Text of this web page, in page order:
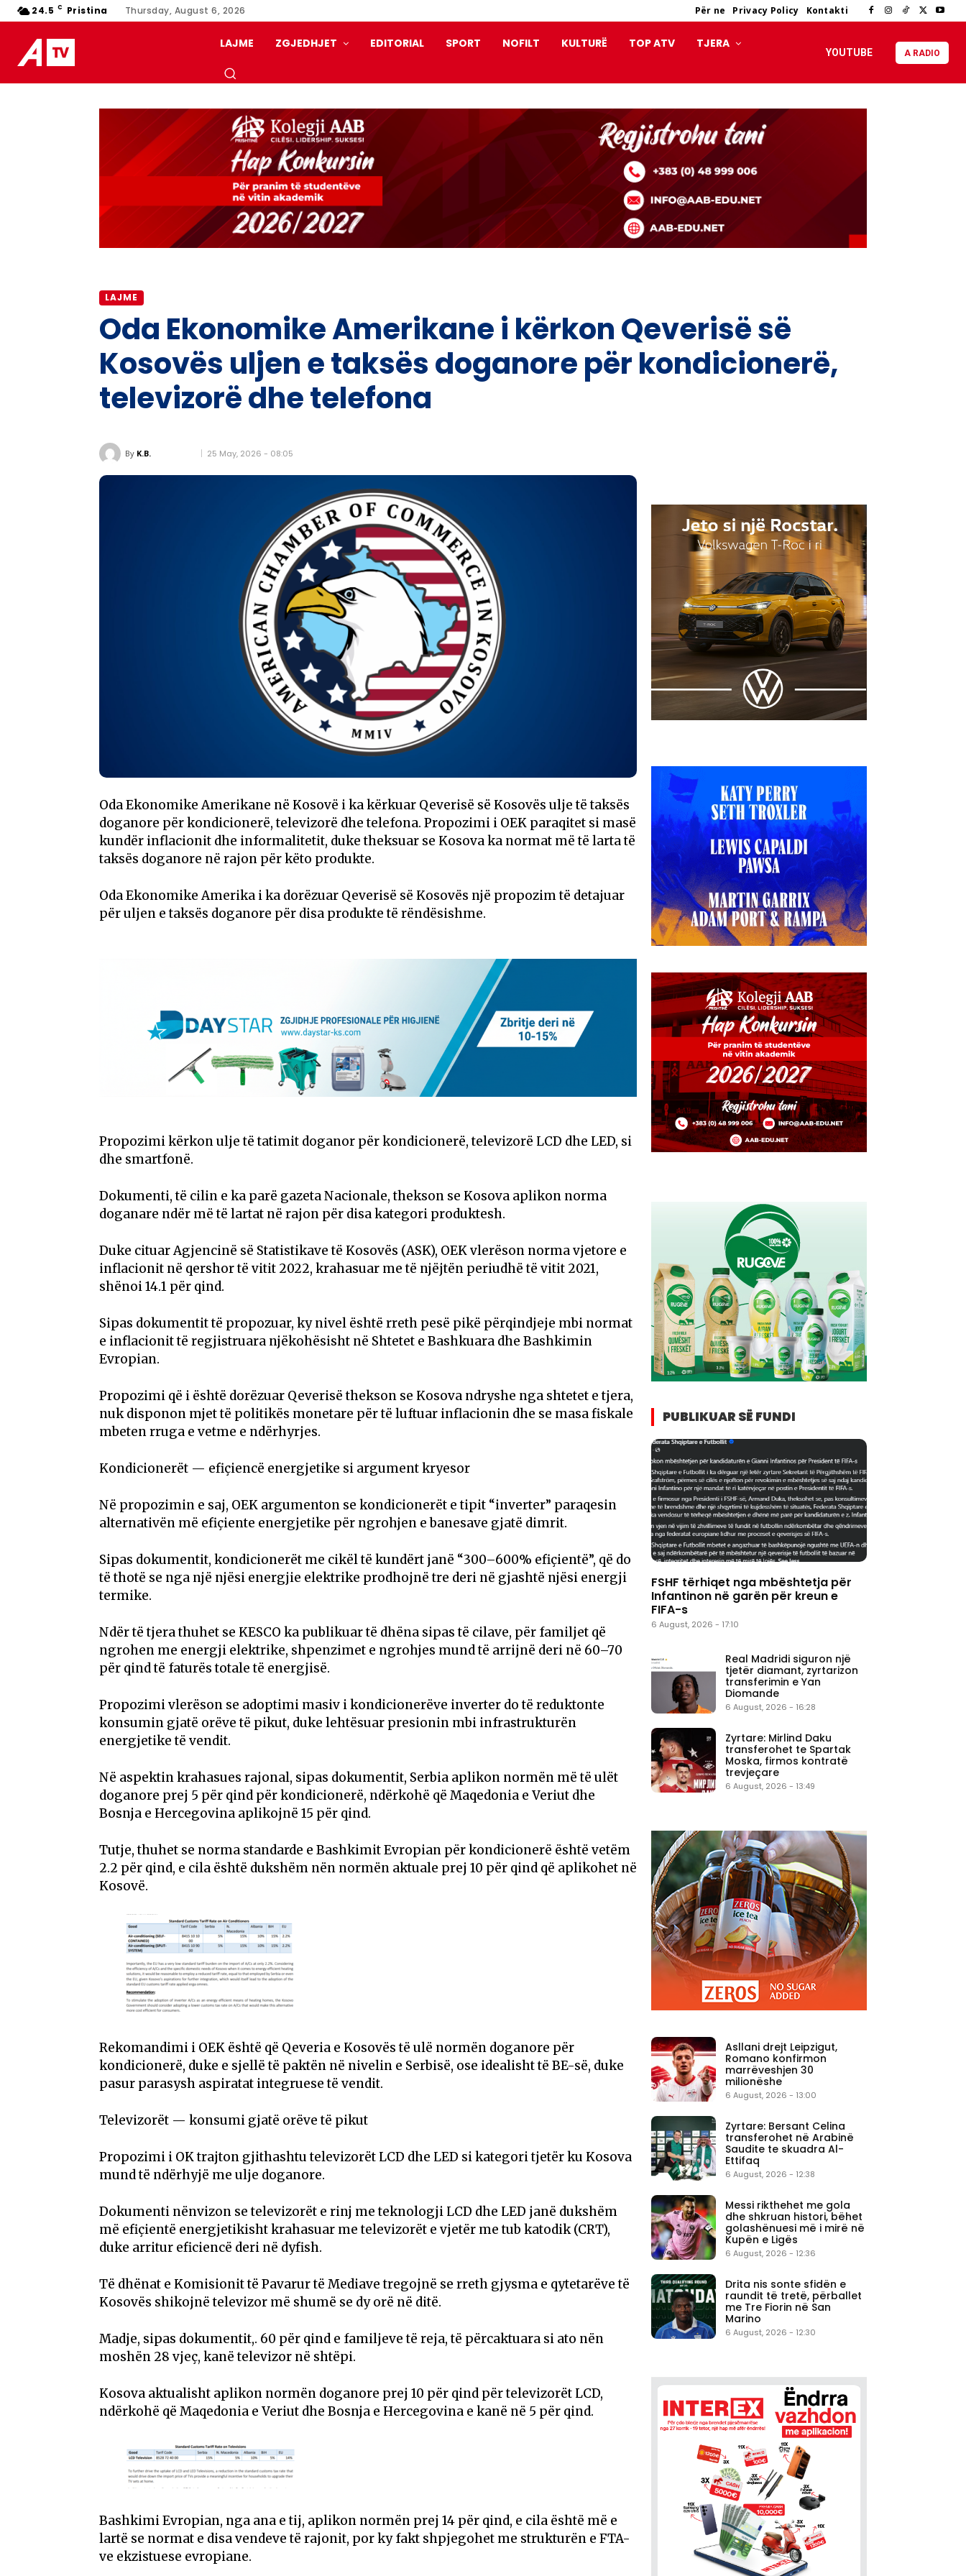
24.5 C Pristina Thursday, August 6, 2026 Për ne Privacy Policy Kontakti
LAJME ZGJEDHJET EDITORIAL SPORT NOFILT KULTURË TOP ATV TJERA
YOUTUBE A RADIO
LAJME
Oda Ekonomike Amerikane i kërkon Qeverisë së
Kosovës uljen e taksës doganore për kondicionerë,
televizorë dhe telefona
By K.B. 25 May, 2026 - 08:05
Oda Ekonomike Amerikane në Kosovë i ka kërkuar Qeverisë së Kosovës ulje të taksës
doganore për kondicionerë, televizorë dhe telefona. Propozimi i OEK paraqitet si masë
kundër inflacionit dhe informalitetit, duke theksuar se Kosova ka normat më të larta të
taksës doganore në rajon për këto produkte.
Oda Ekonomike Amerika i ka dorëzuar Qeverisë së Kosovës një propozim të detajuar
për uljen e taksës doganore për disa produkte të rëndësishme.
Propozimi kërkon ulje të tatimit doganor për kondicionerë, televizorë LCD dhe LED, si
dhe smartfonë.
Dokumenti, të cilin e ka parë gazeta Nacionale, thekson se Kosova aplikon norma
doganare ndër më të lartat në rajon për disa kategori produktesh.
Duke cituar Agjencinë së Statistikave të Kosovës (ASK), OEK vlerëson norma vjetore e
inflacionit në qershor të vitit 2022, krahasuar me të njëjtën periudhë të vitit 2021,
shënoi 14.1 për qind.
Sipas dokumentit të propozuar, ky nivel është rreth pesë pikë përqindjeje mbi normat
e inflacionit të regjistruara njëkohësisht në Shtetet e Bashkuara dhe Bashkimin
Evropian.
Propozimi që i është dorëzuar Qeverisë thekson se Kosova ndryshe nga shtetet e tjera,
nuk disponon mjet të politikës monetare për të luftuar inflacionin dhe se masa fiskale
mbeten rruga e vetme e ndërhyrjes.
Kondicionerët — efiçiencë energjetike si argument kryesor
Në propozimin e saj, OEK argumenton se kondicionerët e tipit “inverter” paraqesin
alternativën më efiçiente energjetike për ngrohjen e banesave gjatë dimrit.
Sipas dokumentit, kondicionerët me cikël të kundërt janë “300–600% efiçientë”, që do
të thotë se nga një njësi energjie elektrike prodhojnë tre deri në gjashtë njësi energji
termike.
Ndër të tjera thuhet se KESCO ka publikuar të dhëna sipas të cilave, për familjet që
ngrohen me energji elektrike, shpenzimet e ngrohjes mund të arrijnë deri në 60–70
për qind të faturës totale të energjisë.
Propozimi vlerëson se adoptimi masiv i kondicionerëve inverter do të reduktonte
konsumin gjatë orëve të pikut, duke lehtësuar presionin mbi infrastrukturën
energjetike të vendit.
Në aspektin krahasues rajonal, sipas dokumentit, Serbia aplikon normën më të ulët
doganore prej 5 për qind për kondicionerë, ndërkohë që Maqedonia e Veriut dhe
Bosnja e Hercegovina aplikojnë 15 për qind.
Tutje, thuhet se norma standarde e Bashkimit Evropian për kondicionerë është vetëm
2.2 për qind, e cila është dukshëm nën normën aktuale prej 10 për qind që aplikohet në
Kosovë.
Rekomandimi i OEK është që Qeveria e Kosovës të ulë normën doganore për
kondicionerë, duke e sjellë të paktën në nivelin e Serbisë, ose idealisht të BE-së, duke
pasur parasysh aspiratat integruese të vendit.
Televizorët — konsumi gjatë orëve të pikut
Propozimi i OK trajton gjithashtu televizorët LCD dhe LED si kategori tjetër ku Kosova
mund të ndërhyjë me ulje doganore.
Dokumenti nënvizon se televizorët e rinj me teknologji LCD dhe LED janë dukshëm
më efiçientë energjetikisht krahasuar me televizorët e vjetër me tub katodik (CRT),
duke arritur eficiencë deri në dyfish.
Të dhënat e Komisionit të Pavarur të Mediave tregojnë se rreth gjysma e qytetarëve të
Kosovës shikojnë televizor më shumë se dy orë në ditë.
Madje, sipas dokumentit,. 60 për qind e familjeve të reja, të përcaktuara si ato nën
moshën 28 vjeç, kanë televizor në shtëpi.
Kosova aktualisht aplikon normën doganore prej 10 për qind për televizorët LCD,
ndërkohë që Maqedonia e Veriut dhe Bosnja e Hercegovina e kanë në 5 për qind.
Bashkimi Evropian, nga ana e tij, aplikon normën prej 14 për qind, e cila është më e
lartë se normat e disa vendeve të rajonit, por ky fakt shpjegohet me strukturën e FTA-
ve ekzistuese evropiane.
PUBLIKUAR SË FUNDI
FSHF tërhiqet nga mbështetja për
Infantinon në garën për kreun e
FIFA-s
6 August, 2026 - 17:10
Real Madridi siguron një
tjetër diamant, zyrtarizon
transferimin e Yan
Diomande
6 August, 2026 - 16:28
Zyrtare: Mirlind Daku
transferohet te Spartak
Moska, firmos kontratë
trevjeçare
6 August, 2026 - 13:49
Asllani drejt Leipzigut,
Romano konfirmon
marrëveshjen 30
milionëshe
6 August, 2026 - 13:00
Zyrtare: Bersant Celina
transferohet në Arabinë
Saudite te skuadra Al-
Ettifaq
6 August, 2026 - 12:38
Messi rikthehet me gola
dhe shkruan histori, bëhet
golashënuesi më i mirë në
Kupën e Ligës
6 August, 2026 - 12:36
Drita nis sonte sfidën e
raundit të tretë, përballet
me Tre Fiorin në San
Marino
6 August, 2026 - 12:30